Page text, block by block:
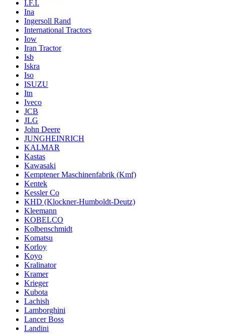
I.F.I.
Ina
Ingersoll Rand
International Tractors
Iow
Iran Tractor
Isb
Iskra
Iso
ISUZU
Itn
Iveco
JCB
JLG
John Deere
JUNGHEINRICH
KALMAR
Kastas
Kawasaki
Kemptener Maschinenfabrik (Kmf)
Kentek
Kessler Co
KHD (Klockner-Humboldt-Deutz)
Kleemann
KOBELCO
Kolbenschmidt
Komatsu
Korloy
Koyo
Kralinator
Kramer
Krieger
Kubota
Lachish
Lamborghini
Lancer Boss
Landini